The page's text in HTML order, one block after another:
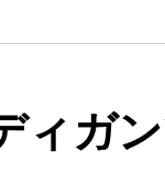
ィガ